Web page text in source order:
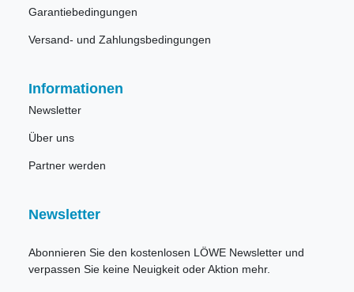
Garantiebedingungen
Versand- und Zahlungsbedingungen
Informationen
Newsletter
Über uns
Partner werden
Newsletter
Abonnieren Sie den kostenlosen LÖWE Newsletter und
verpassen Sie keine Neuigkeit oder Aktion mehr.